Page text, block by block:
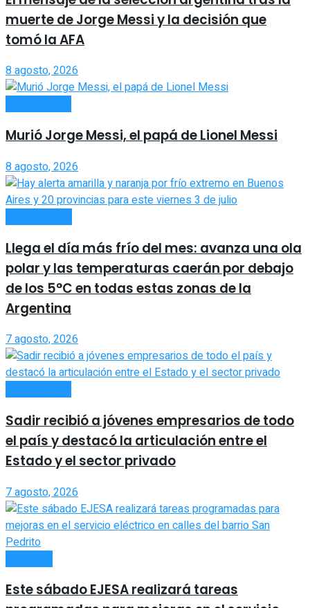
muerte de Jorge Messi y la decisión que
tomó la AFA
8 agosto, 2026
Murió Jorge Messi, el papá de Lionel Messi
8 agosto, 2026
Llega el día más frío del mes: avanza una ola
polar y las temperaturas caerán por debajo
de los 5°C en todas estas zonas de la
Argentina
7 agosto, 2026
Sadir recibió a jóvenes empresarios de todo
el país y destacó la articulación entre el
Estado y el sector privado
7 agosto, 2026
Este sábado EJESA realizará tareas